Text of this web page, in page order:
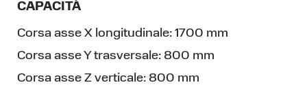
CAPACITÀ
Corsa asse X longitudinale: 1700 mm
Corsa asse Y trasversale: 800 mm
Corsa asse Z verticale: 800 mm